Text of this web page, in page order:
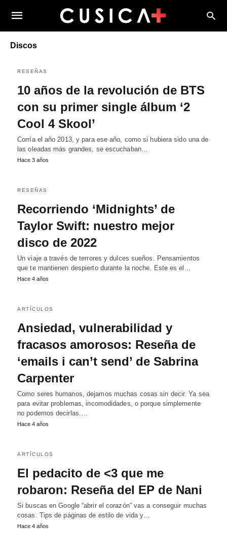
Discos
RESEÑAS
10 años de la revolución de BTS
con su primer single álbum ‘2
Cool 4 Skool’
Corría el año 2013, y para ese año, como si hubiera sido una de
las oleadas más grandes, se escuchaban…
Hace 3 años
RESEÑAS
Recorriendo ‘Midnights’ de
Taylor Swift: nuestro mejor
disco de 2022
Un viaje a través de terrores y dulces sueños. Pensamientos
que te mantienen despierto durante la noche. Este es el…
Hace 4 años
ARTÍCULOS
Ansiedad, vulnerabilidad y
fracasos amorosos: Reseña de
‘emails i can’t send’ de Sabrina
Carpenter
Como seres humanos, dejamos muchas cosas sin decir. Ya sea
para evitar problemas, incomodidades, o porque simplemente
no podemos decirlas.…
Hace 4 años
ARTÍCULOS
El pedacito de <3 que me
robaron: Reseña del EP de Nani
Si buscas en Google “abrir el corazón” vas a conseguir muchas
cosas. Tips de páginas de estilo de vida y…
Hace 4 años